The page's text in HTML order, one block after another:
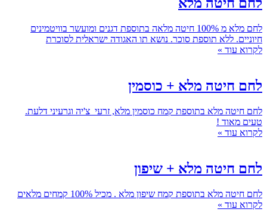
לחם חיטה מלא
לחם מלא מ 100% חיטה מלאה בתוספת דגנים ומועשר בוויטמינים
חיוניים. ללא תוספת סוכר. נושא תו האגודה ישראלית לסוכרת
לקרוא עוד »
לחם חיטה מלא + כוסמין
לחם חיטה מלא בתוספת קמח כוסמין מלא, זרעי צ'יה וגרעיני דלעת.
טעים מאוד !
לקרוא עוד »
לחם חיטה מלא + שיפון
לחם חיטה מלא בתוספת קמח שיפון מלא . מכיל 100% קמחים מלאים
לקרוא עוד »